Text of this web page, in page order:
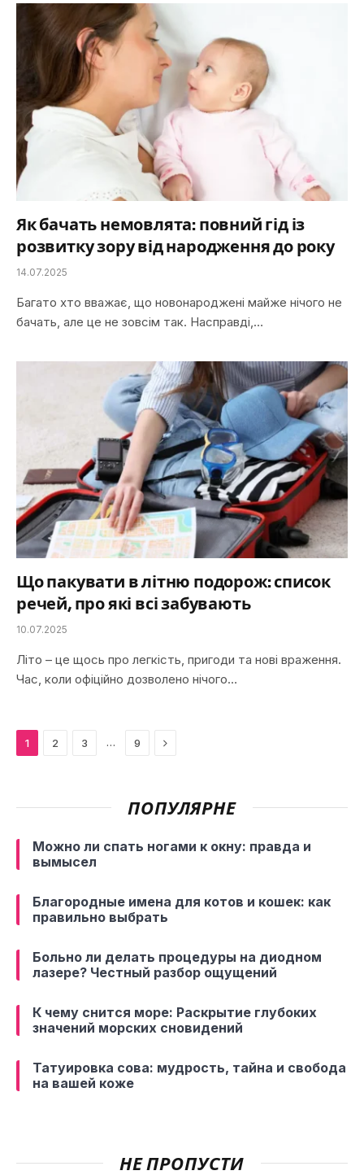
Як бачать немовлята: повний гід із
розвитку зору від народження до року
14.07.2025
Багато хто вважає, що новонароджені майже нічого не
бачать, але це не зовсім так. Насправді,…
Що пакувати в літню подорож: список
речей, про які всі забувають
10.07.2025
Літо – це щось про легкість, пригоди та нові враження.
Час, коли офіційно дозволено нічого…
1 2 3 … 9 Next
ПОПУЛЯРНЕ
Можно ли спать ногами к окну: правда и
вымысел
Благородные имена для котов и кошек: как
правильно выбрать
Больно ли делать процедуры на диодном
лазере? Честный разбор ощущений
К чему снится море: Раскрытие глубоких
значений морских сновидений
Татуировка сова: мудрость, тайна и свобода
на вашей коже
НЕ ПРОПУСТИ